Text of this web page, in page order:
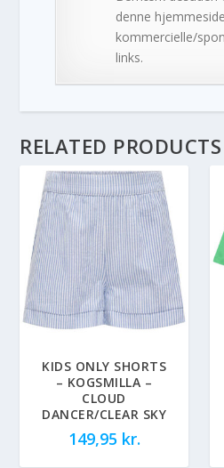
denne
kommercielle/
links.
RELATED PRODUCTS
KIDS ONLY SHORTS
– KOGSMILLA –
CLOUD
DANCER/CLEAR SKY
149,95 kr.